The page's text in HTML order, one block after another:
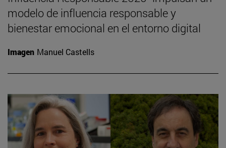
modelo de influencia responsable y
bienestar emocional en el entorno digital
Imagen Manuel Castells